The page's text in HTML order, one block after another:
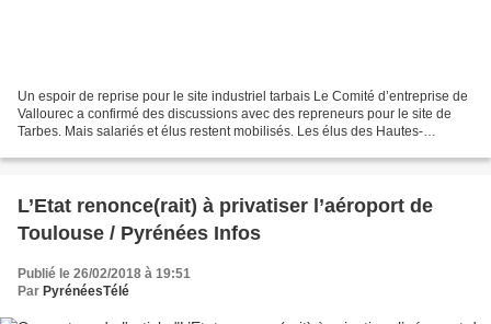
Un espoir de reprise pour le site industriel tarbais Le Comité d’entreprise de
Vallourec a confirmé des discussions avec des repreneurs pour le site de
Tarbes. Mais salariés et élus restent mobilisés. Les élus des Hautes-
L’Etat renonce(rait) à privatiser l’aéroport de
Toulouse / Pyrénées Infos
Publié le 26/02/2018 à 19:51
Par PyrénéesTélé